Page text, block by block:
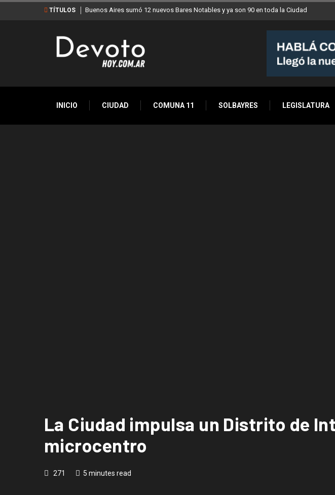
TÍTULOS Buenos Aires sumó 12 nuevos Bares Notables y ya son 90 en toda la Ciudad
INICIO CIUDAD COMUNA 11 SOLBAYRES LEGISLATURA
La Ciudad impulsa un Distrito de
microcentro
271 5 minutes read